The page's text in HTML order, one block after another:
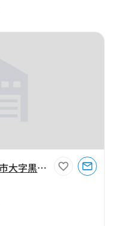
【埼玉県蓮田市】蓮田市大字黒浜140坪倉庫